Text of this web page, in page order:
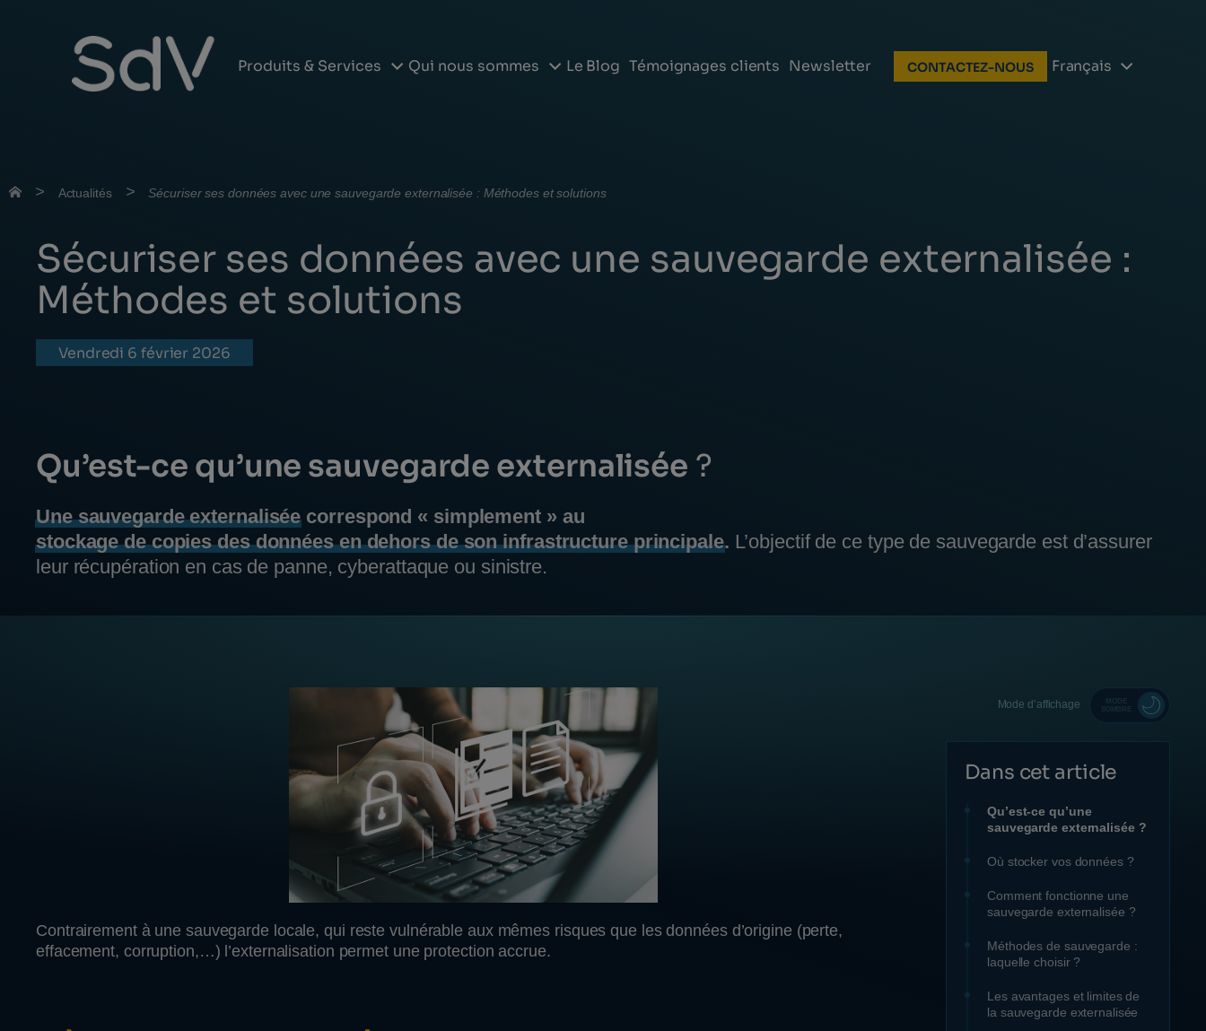
Produits & Services Qui nous sommes Le Blog Témoignages clients Newsletter CONTACTEZ-NOUS Français
> Actualités > Sécuriser ses données avec une sauvegarde externalisée : Méthodes et solutions
Sécuriser ses données avec une sauvegarde externalisée :
Méthodes et solutions
vendredi 6 février 2026
Qu’est-ce qu’une sauvegarde externalisée ?
Une sauvegarde externaliséecorrespond « simplement » au
stockage de copies des données en dehors de son infrastructure principale. L’objectif de ce type de sauvegarde est d’assurer
leur récupération en cas de panne, cyberattaque ou sinistre.
Contrairement à une sauvegarde locale, qui reste vulnérable aux mêmes risques que les données d’origine (perte,
effacement, corruption,…) l’externalisation permet une protection accrue.
Mode d’affichage
Dans cet article
Qu’est-ce qu’une
sauvegarde externalisée ?
Où stocker vos données ?
Comment fonctionne une
sauvegarde externalisée ?
Méthodes de sauvegarde :
laquelle choisir ?
Les avantages et limites de
la sauvegarde externalisée